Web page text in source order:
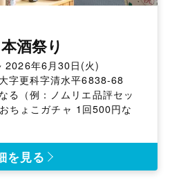
酒祭り
2026年6月30日(火)
字更科字清水平6838-68
る（例：ノムリエ品評セッ
ちょこガチャ 1回500円な
を見る